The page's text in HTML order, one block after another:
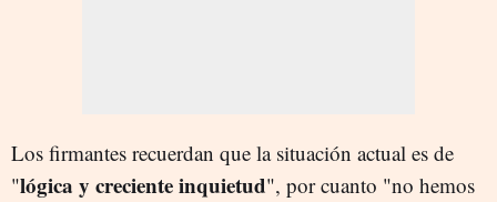
Los firmantes recuerdan que la situación actual es de
"lógica y creciente inquietud", por cuanto "no hemos